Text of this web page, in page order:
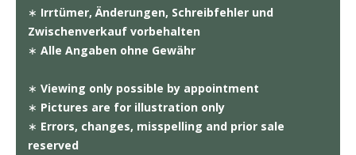
∗ Irrtümer, Änderungen, Schreibfehler und
Zwischenverkauf vorbehalten
∗Alle Angaben ohne Gewähr
∗Viewing only possible by appointment
∗ Pictures are for illustration only
∗ Errors, changes, misspelling and prior sale
reserved